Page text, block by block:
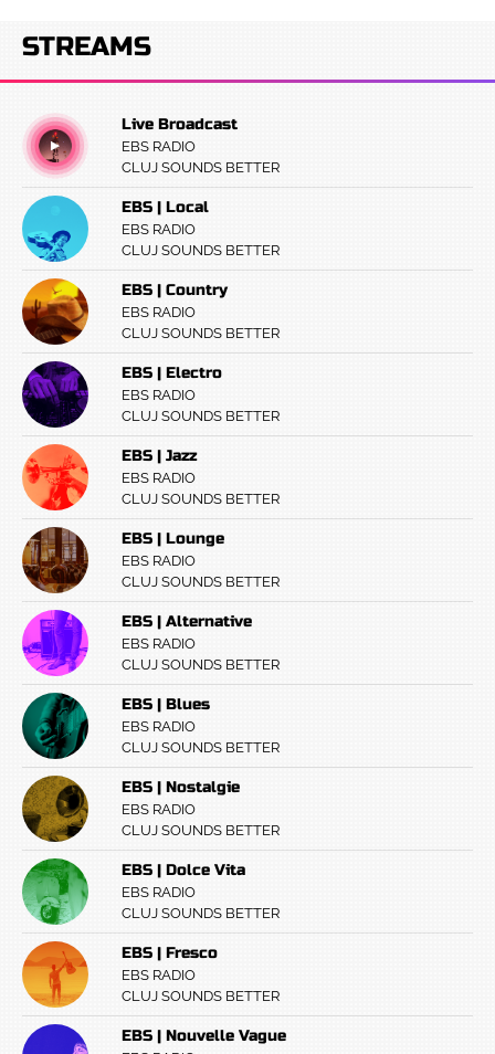
STREAMS
Live Broadcast
EBS RADIO
CLUJ SOUNDS BETTER
EBS | Local
EBS RADIO
CLUJ SOUNDS BETTER
EBS | Country
EBS RADIO
CLUJ SOUNDS BETTER
EBS | Electro
EBS RADIO
CLUJ SOUNDS BETTER
EBS | Jazz
EBS RADIO
CLUJ SOUNDS BETTER
EBS | Lounge
EBS RADIO
CLUJ SOUNDS BETTER
EBS | Alternative
EBS RADIO
CLUJ SOUNDS BETTER
EBS | Blues
EBS RADIO
CLUJ SOUNDS BETTER
EBS | Nostalgie
EBS RADIO
CLUJ SOUNDS BETTER
EBS | Dolce Vita
EBS RADIO
CLUJ SOUNDS BETTER
EBS | Fresco
EBS RADIO
CLUJ SOUNDS BETTER
EBS | Nouvelle Vague